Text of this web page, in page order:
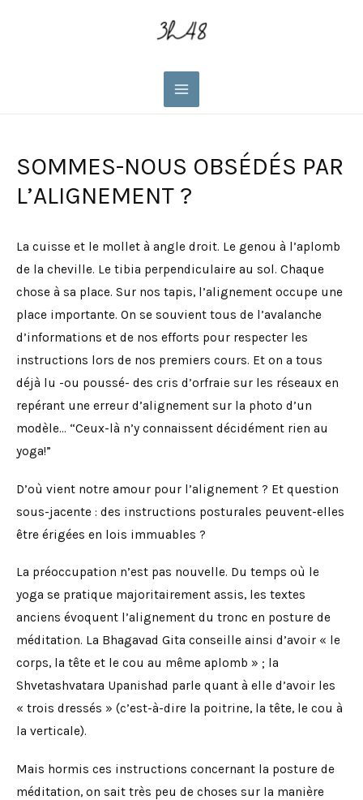
Main
SOMMES-NOUS OBSÉDÉS PAR
L’ALIGNEMENT ?
La cuisse et le mollet à angle droit. Le genou à l’aplomb
de la cheville. Le tibia perpendiculaire au sol. Chaque
chose à sa place. Sur nos tapis, l’alignement occupe une
place importante. On se souvient tous de l’avalanche
d’informations et de nos efforts pour respecter les
instructions lors de nos premiers cours. Et on a tous
déjà lu -ou poussé- des cris d’orfraie sur les réseaux en
repérant une erreur d’alignement sur la photo d’un
modèle… “Ceux-là n’y connaissent décidément rien au
yoga!”
D’où vient notre amour pour l’alignement ? Et question
sous-jacente : des instructions posturales peuvent-elles
être érigées en lois immuables ?
La préoccupation n’est pas nouvelle. Du temps où le
yoga se pratique majoritairement assis, les textes
anciens évoquent l’alignement du tronc en posture de
méditation. La Bhagavad Gita conseille ainsi d’avoir « le
corps, la tête et le cou au même aplomb » ; la
Shvetashvatara Upanishad parle quant à elle d’avoir les
« trois dressés » (c’est-à-dire la poitrine, la tête, le cou à
la verticale).
Mais hormis ces instructions concernant la posture de
méditation, on sait très peu de choses sur la manière